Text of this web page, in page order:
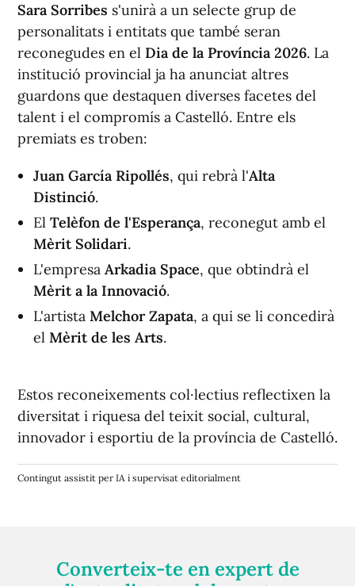
Sara Sorribes s'unirà a un selecte grup de
personalitats i entitats que també seran
reconegudes en el Dia de la Província 2026. La
institució provincial ja ha anunciat altres
guardons que destaquen diverses facetes del
talent i el compromís a Castelló. Entre els
premiats es troben:
Juan García Ripollés, qui rebrà l'Alta
Distinció.
El Telèfon de l'Esperança, reconegut amb el
Mèrit Solidari.
L'empresa Arkadia Space, que obtindrà el
Mèrit a la Innovació.
L'artista Melchor Zapata, a qui se li concedirà
el Mèrit de les Arts.
Estos reconeixements col·lectius reflectixen la
diversitat i riquesa del teixit social, cultural,
innovador i esportiu de la província de Castelló.
Contingut assistit per IA i supervisat editorialment
Converteix-te en expert de